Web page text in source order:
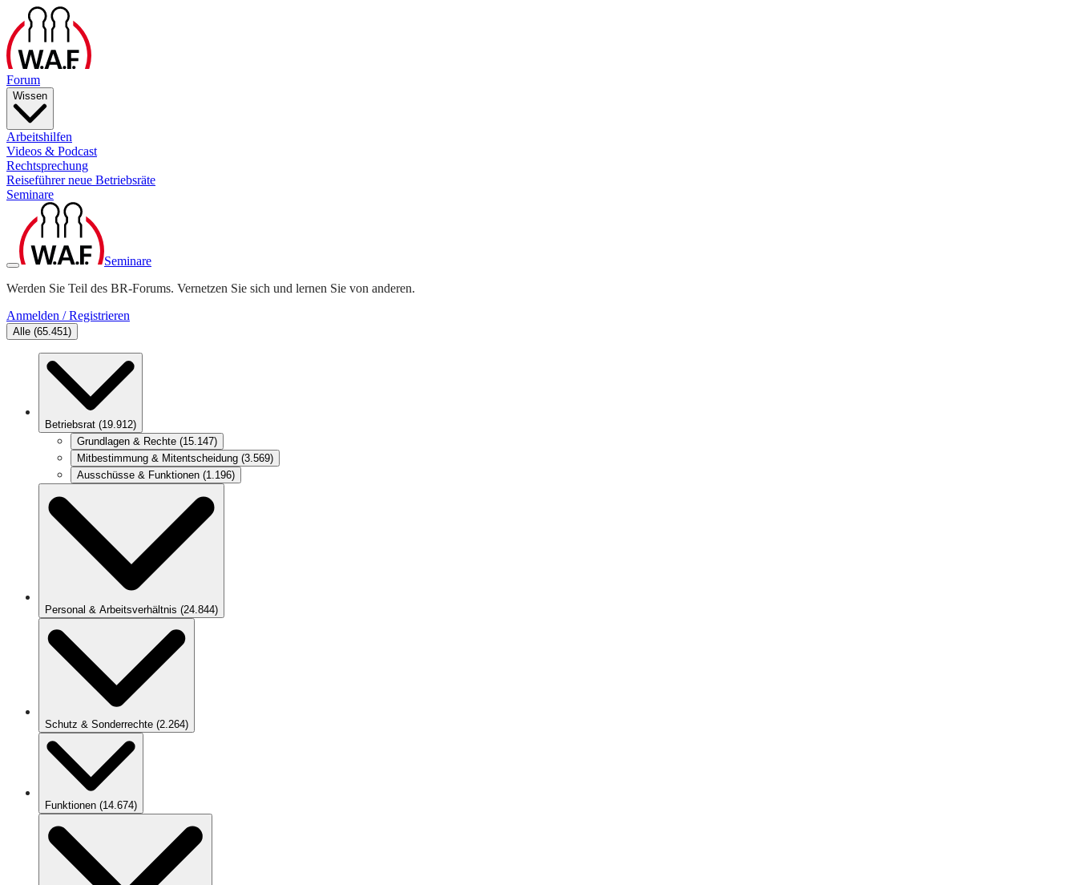
Forum
Wissen
Arbeitshilfen
Videos & Podcast
Rechtsprechung
Reiseführer neue Betriebsräte
Seminare
Seminare
Werden Sie Teil des BR-Forums. Vernetzen Sie sich und lernen Sie von anderen.
Anmelden / Registrieren
Alle (65.451)
Betriebsrat (19.912)
Grundlagen & Rechte (15.147)
Mitbestimmung & Mitentscheidung (3.569)
Ausschüsse & Funktionen (1.196)
Personal & Arbeitsverhältnis (24.844)
Schutz & Sonderrechte (2.264)
Funktionen (14.674)